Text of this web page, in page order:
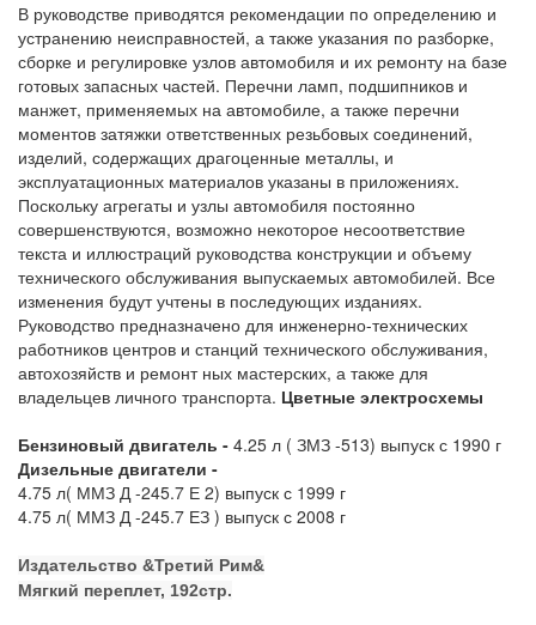
В руководстве приводятся рекомендации по определению и
устранению неисправностей, а также указания по разборке,
сборке и регулировке узлов автомобиля и их ремонту на базе
готовых запасных частей. Перечни ламп, подшипников и
манжет, применяемых на автомобиле, а также перечни
моментов затяжки ответственных резьбовых соединений,
изделий, содержащих драгоценные металлы, и
эксплуатационных материалов указаны в приложениях.
Поскольку агрегаты и узлы автомобиля постоянно
совершенствуются, возможно некоторое несоответствие
текста и иллюстраций руководства конструкции и объему
технического обслуживания выпускаемых автомобилей. Все
изменения будут учтены в последующих изданиях.
Руководство предназначено для инженерно-технических
работников центров и станций технического обслуживания,
автохозяйств и ремонт ных мастерских, а также для
владельцев личного транспорта. Цветные электросхемы
Бензиновый двигатель - 4.25 л ( ЗМЗ -513) выпуск с 1990 г
Дизельные двигатели -
4.75 л( ММЗ Д -245.7 Е 2) выпуск с 1999 г
4.75 л( ММЗ Д -245.7 ЕЗ ) выпуск с 2008 г
Издательство &Третий Рим&
Мягкий переплет, 192стр.